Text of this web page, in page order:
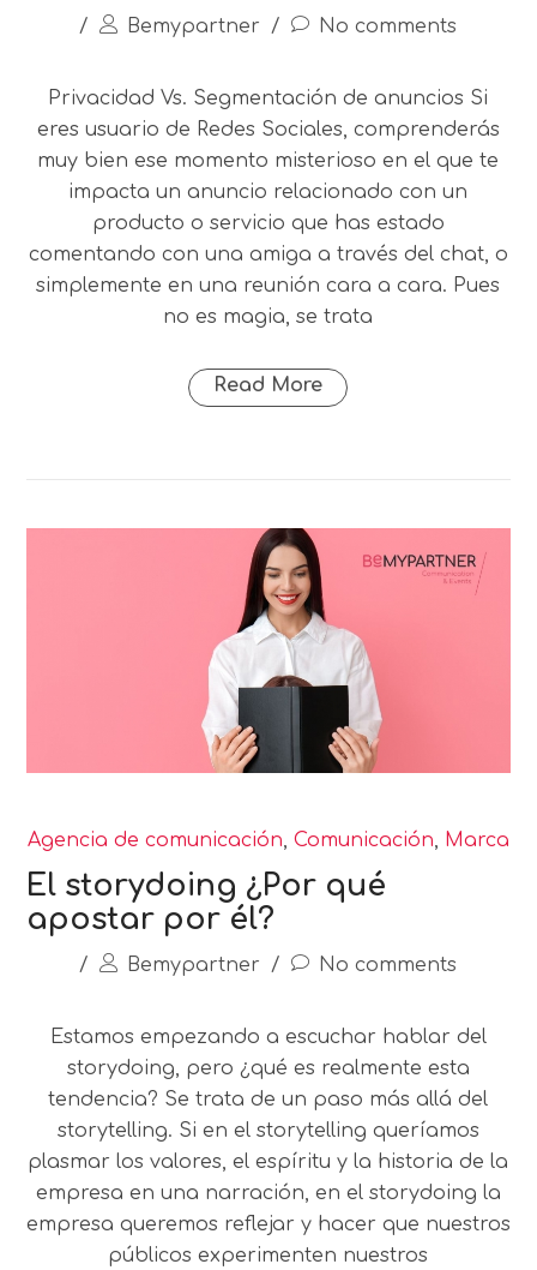
/ Bemypartner / No comments
Privacidad Vs. Segmentación de anuncios Si
eres usuario de Redes Sociales, comprenderás
muy bien ese momento misterioso en el que te
impacta un anuncio relacionado con un
producto o servicio que has estado
comentando con una amiga a través del chat, o
simplemente en una reunión cara a cara. Pues
no es magia, se trata
Read More
Agencia de comunicación, Comunicación, Marca
El storydoing ¿Por qué
apostar por él?
/ Bemypartner / No comments
Estamos empezando a escuchar hablar del
storydoing, pero ¿qué es realmente esta
tendencia? Se trata de un paso más allá del
storytelling. Si en el storytelling queríamos
plasmar los valores, el espíritu y la historia de la
empresa en una narración, en el storydoing la
empresa queremos reflejar y hacer que nuestros
públicos experimenten nuestros